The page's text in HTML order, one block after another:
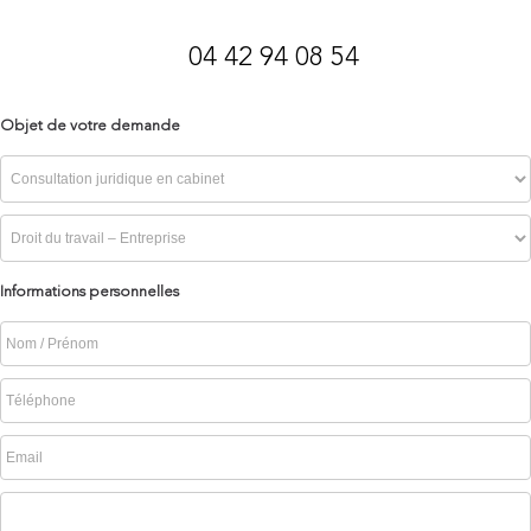
04 42 94 08 54
Objet de votre demande
Informations personnelles